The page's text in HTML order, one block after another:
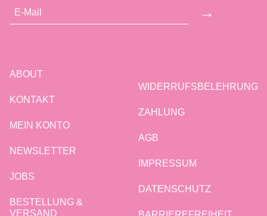
→
ABOUT
KONTAKT
MEIN KONTO
NEWSLETTER
JOBS
BESTELLUNG &
VERSAND
WIDERRUFSBELEHRUNG
ZAHLUNG
AGB
IMPRESSUM
DATENSCHUTZ